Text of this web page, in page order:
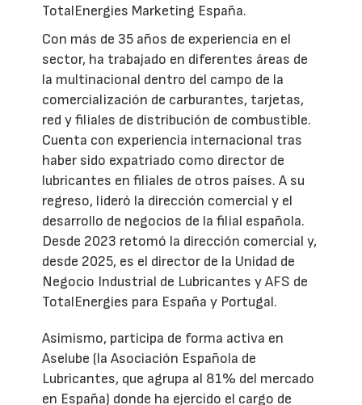
TotalEnergies Marketing España.
Con más de 35 años de experiencia en el
sector, ha trabajado en diferentes áreas de
la multinacional dentro del campo de la
comercialización de carburantes, tarjetas,
red y filiales de distribución de combustible.
Cuenta con experiencia internacional tras
haber sido expatriado como director de
lubricantes en filiales de otros países. A su
regreso, lideró la dirección comercial y el
desarrollo de negocios de la filial española.
Desde 2023 retomó la dirección comercial y,
desde 2025, es el director de la Unidad de
Negocio Industrial de Lubricantes y AFS de
TotalEnergies para España y Portugal.
Asimismo, participa de forma activa en
Aselube (la Asociación Española de
Lubricantes, que agrupa al 81% del mercado
en España) donde ha ejercido el cargo de